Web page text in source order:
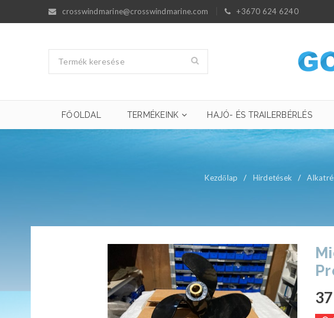
crosswindmarine@crosswindmarine.com +3670 624 6240
FŐOLDAL TERMÉKEINK HAJÓ- ÉS TRAILERBÉRLÉS
Kezdőlap / Hirdetések /